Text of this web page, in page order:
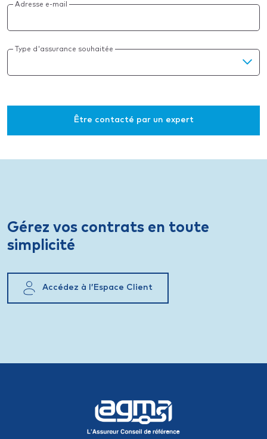
Adresse e-mail
Type d'assurance souhaitée
Être contacté par un expert
Gérez vos contrats en toute
simplicité
Accédez à l’Espace Client